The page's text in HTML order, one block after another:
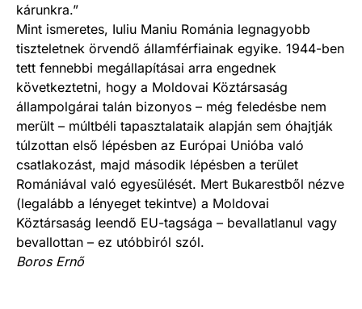
kárunkra.”
Mint ismeretes, Iuliu Maniu Románia legnagyobb
tiszteletnek örvendő államférfiainak egyike. 1944-ben
tett fennebbi megállapításai arra engednek
következtetni, hogy a Moldovai Köztársaság
állampolgárai talán bizonyos – még feledésbe nem
merült – múltbéli tapasztalataik alapján sem óhajtják
túlzottan első lépésben az Európai Unióba való
csatlakozást, majd második lépésben a terület
Romániával való egyesülését. Mert Bukarestből nézve
(legalább a lényeget tekintve) a Moldovai
Köztársaság leendő EU-tagsága – bevallatlanul vagy
bevallottan – ez utóbbiról szól.
Boros Ernő